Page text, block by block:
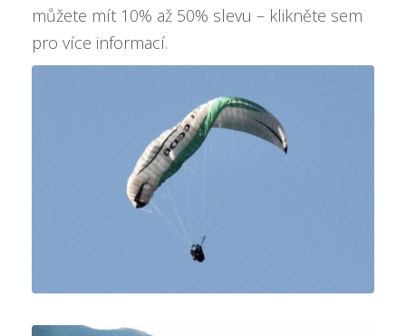
můžete mít 10% až 50% slevu – klikněte sem
pro více informací.